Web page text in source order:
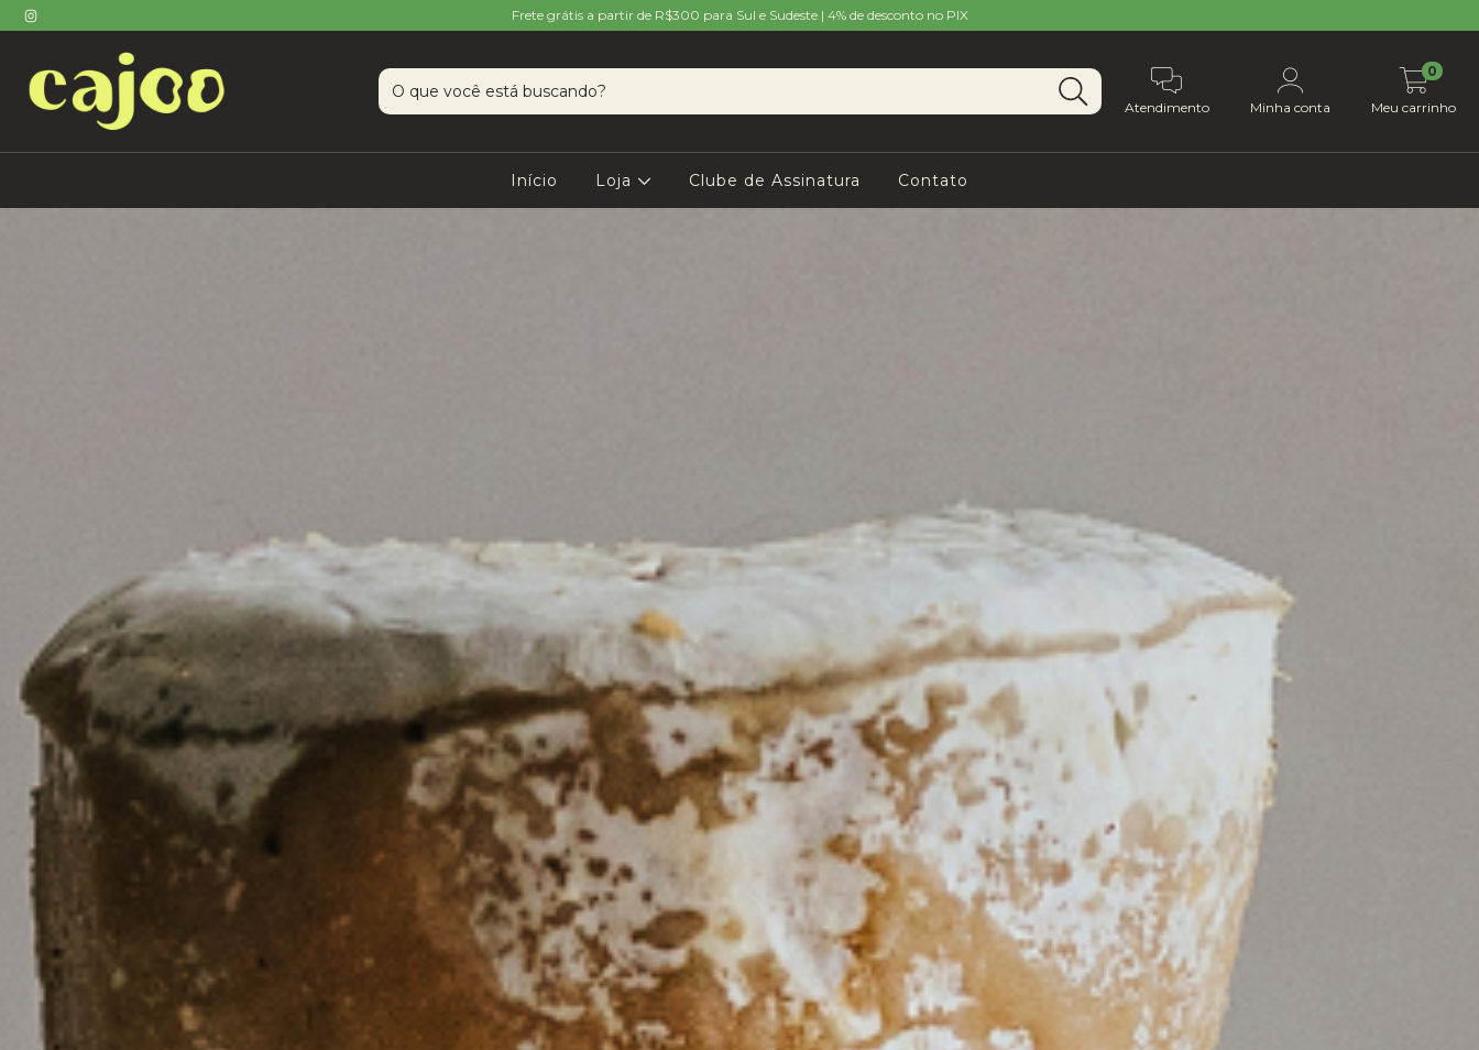
Frete grátis a partir de R$300 para Sul e Sudeste | 4% de desconto no PIX
Atendimento Minha conta Meu carrinho
0
Início Loja Clube de Assinatura Contato